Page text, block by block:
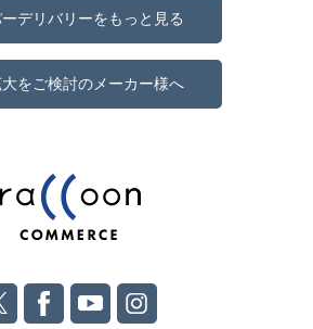
デリバリーをもっと見る
をご検討のメーカー様へ